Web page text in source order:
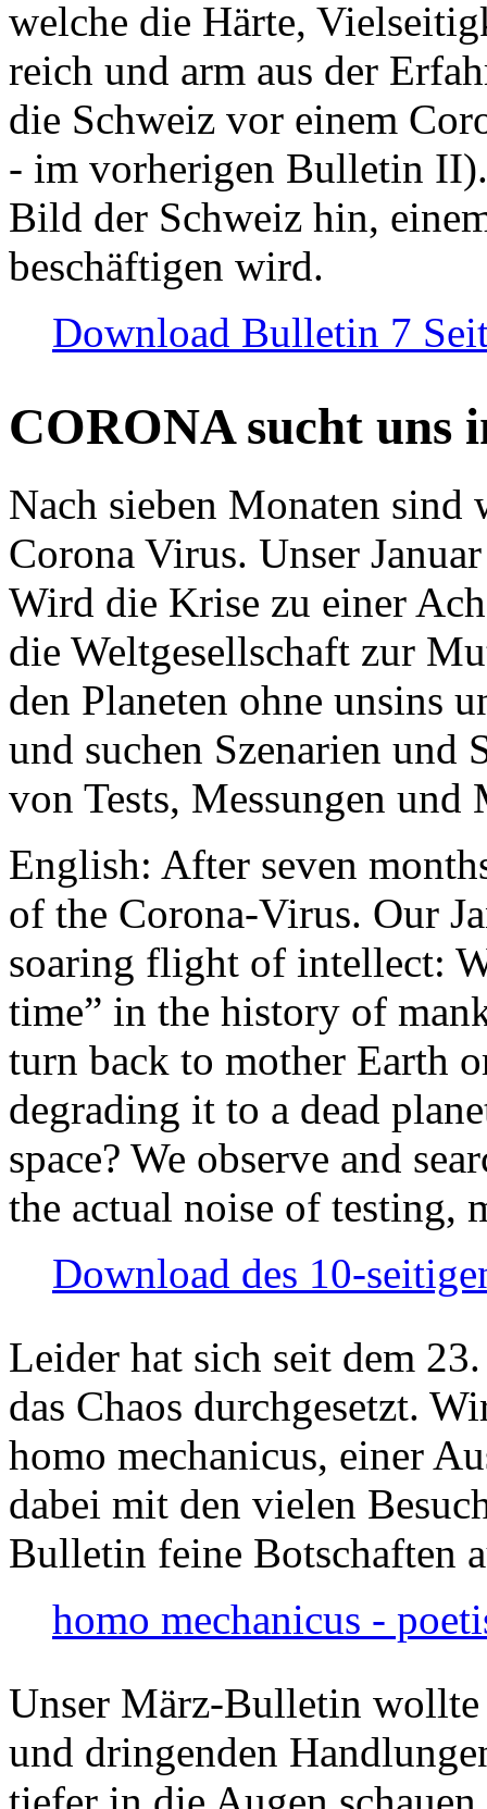
welche die Härte,
reich und arm aus der
die Schweiz vor einem
- im vorherigen Bulletin
Bild der Schweiz hin,
beschäftigen wird.
Download Bulletin 7
CORONA sucht uns
Nach sieben Monaten
Corona Virus. Unser
Wird die Krise zu einer
die Weltgesellschaft zur
den Planeten ohne unsins
und suchen Szenarien und
von Tests, Messungen und
English: After seven
of the Corona-Virus. Our
soaring flight of intellect:
time” in the history of
turn back to mother Earth
degrading it to a dead
space? We observe and
the actual noise of testing,
Download des 10-
Leider hat sich seit dem
das Chaos durchgesetzt.
homo mechanicus, einer
dabei mit den vielen
Bulletin feine Botschaften
homo mechanicus -
Unser März-Bulletin
und dringenden